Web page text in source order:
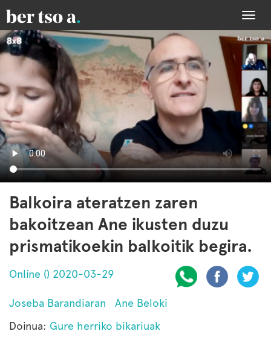
Balkoira ateratzen zaren
bakoitzean Ane ikusten duzu
prismatikoekin balkoitik begira.
Online () 2020-03-29
Joseba Barandiaran
Ane Beloki
Doinua: Gure herriko bikariuak